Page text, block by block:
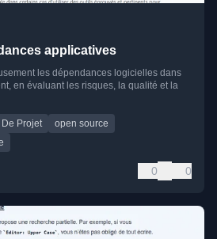
applicatives
les dépendances logicielles dans
en évaluant les risques, la qualité et la
Projet
open source
0 0